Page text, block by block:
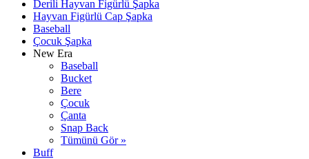
Derili Hayvan Figürlü Şapka
Hayvan Figürlü Cap Şapka
Baseball
Çocuk Şapka
New Era
Baseball
Bucket
Bere
Çocuk
Çanta
Snap Back
Tümünü Gör »
Buff